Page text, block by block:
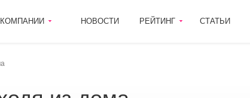
КОМПАНИИ НОВОСТИ РЕЙТИНГ СТАТЬИ